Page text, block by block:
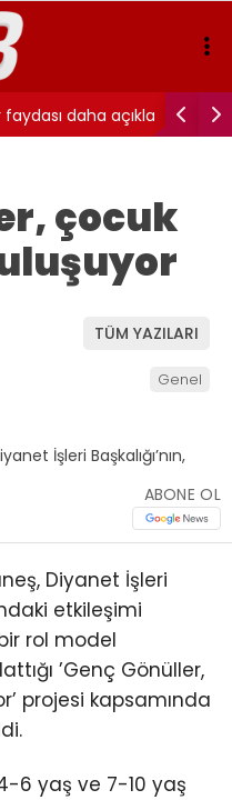
daha açıklandı:
dikkat çekti
çocuk
TÜM YAZILARI
Genel
ABONE OL
Diyanet İşleri
etkileşimi
rol model
’Genç Gönüller,
projesi kapsamında
6 yaş ve 7-10 yaş